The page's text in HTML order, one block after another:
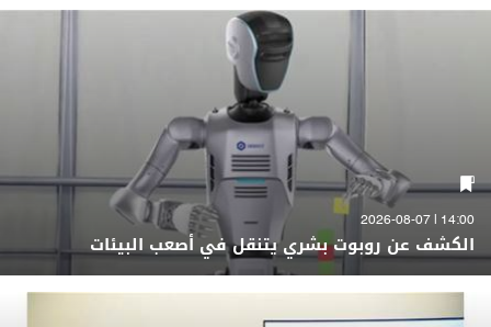
14:00 | 2026-08-07
الكشف عن روبوت بشري يتنقل في أصعب البيئات